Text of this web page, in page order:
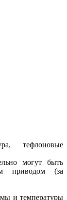
тефлоновые
могут быть
приводом (за
и температуры